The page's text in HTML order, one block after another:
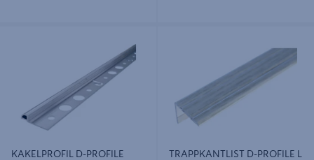
6530 METALL, SILVER 6MM 2.5M
KAKELPROFIL D-PROFILE
TEJP MONTERING25X20MM
TRAPPKANTLIST D-PROFILE L